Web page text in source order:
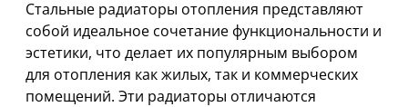
Стальные радиаторы отопления представляют
собой идеальное сочетание функциональности и
эстетики, что делает их популярным выбором
для отопления как жилых, так и коммерческих
помещений. Эти радиаторы отличаются